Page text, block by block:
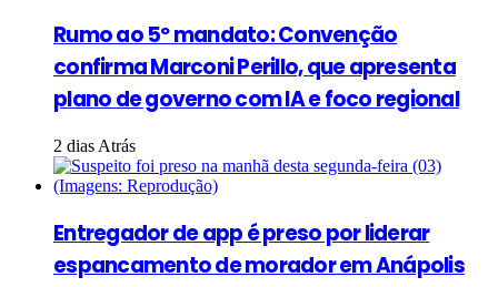
Rumo ao 5º mandato: Convenção
confirma Marconi Perillo, que apresenta
plano de governo com IA e foco regional
2 dias Atrás
Entregador de app é preso por liderar
espancamento de morador em Anápolis